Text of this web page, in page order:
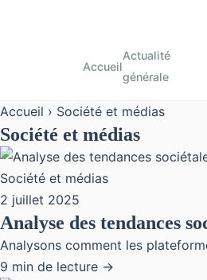
Accueil
Actualité
générale
Accueil › Société et médias
Société et médias
Société et médias
2 juillet 2025
Analyse des tendances
Analysons comment les
9 min de lecture →